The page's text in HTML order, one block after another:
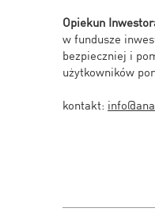
Opiekun
w fundusze
bezpieczniej i
użytkowników
kontakt: